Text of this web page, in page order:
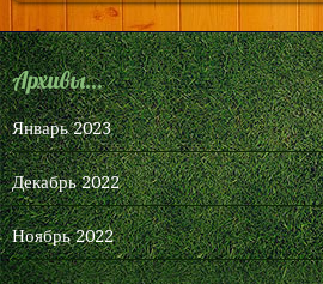
Архивы...
Январь 2023
Декабрь 2022
Ноябрь 2022